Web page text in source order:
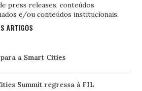
press releases, conteúdos
e/ou conteúdos institucionais.
ARTIGOS
a Smart Cities
Summit regressa à FIL